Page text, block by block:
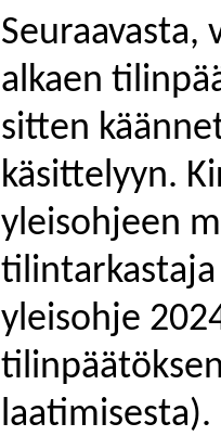
Seuraavasta,
alkaen
sitten
käsittelyyn.
yleisohjeen
yleisohje
laatimisesta).